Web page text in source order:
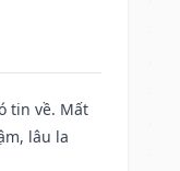
tin về. Mất
lâu la